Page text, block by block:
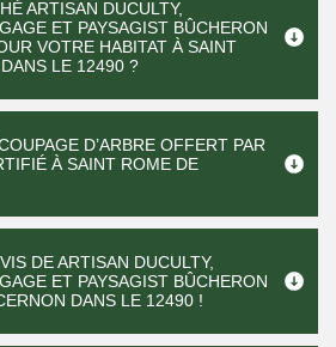
ARTISAN DUCULTY,
ET PAYSAGIST BÛCHERON
VOTRE HABITAT À SAINT
LE 12490 ?
D’ARBRE OFFERT PAR
À SAINT ROME DE
DE ARTISAN DUCULTY,
ET PAYSAGIST BÛCHERON
DANS LE 12490 !